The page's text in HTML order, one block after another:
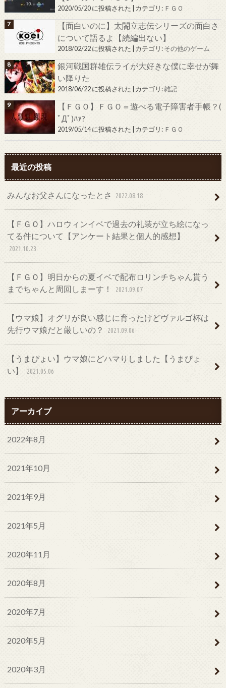
2020/05/20 に投稿された カテゴリ: ＦＧＯ
【面白いのに】太閤立志伝シリーズの面白さ
について語るよ【続編出ない】
2018/02/22 に投稿された カテゴリ:その他のゲーム
銀河戦国群雄伝ライが大好きな僕に幸せが舞
い降りた
2018/06/22 に投稿された カテゴリ:雑記
【ＦＧＯ】ＦＧＯ＝遊べる電子障害者手帳？(
ﾟДﾟ)ﾊｧ?
2019/05/14 に投稿された カテゴリ: ＦＧＯ
最近の投稿
みんなお父さんになったとさ 2022.08.18
【ＦＧＯ】ハロウィンイベで過去の礼装が立ち絵になっ
てる件について【アンケート結果と個人的感想】
2021.10.23
【ＦＧＯ】明日からの夏イベで配布ロリンチちゃん貰う
までちゃんと周回しまーす！
2021.09.07
【ウマ娘】オグリが良い感じに育ったけどヴァルゴ杯は
先行ウマ娘だと厳しいの？
2021.09.06
【うまぴょい】ウマ娘にどハマりしました【うまぴょ
い】
2021.05.06
アーカイブ
2022年8月
2021年10月
2021年9月
2021年5月
2020年11月
2020年8月
2020年7月
2020年5月
2020年3月